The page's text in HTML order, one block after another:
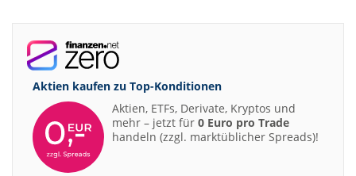
Aktien kaufen zu Top-Konditionen
Aktien, ETFs, Derivate, Kryptos und
mehr – jetzt für 0 Euro pro Trade
handeln (zzgl. marktüblicher Spreads)!